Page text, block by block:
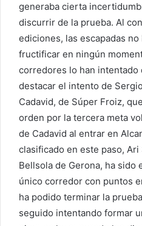
generaba cierta
discurrir de la prueba. Al
ediciones, las escapadas
fructificar en ningún
corredores lo han intentado
destacar el intento de
Cadavid, de Súper Froiz,
orden por la tercera meta
de Cadavid al entrar en
clasificado en este paso,
Bellsola de Gerona, ha sido
único corredor con puntos
ha podido terminar la
seguido intentando formar